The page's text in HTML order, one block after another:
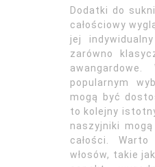
Dodatki do
całościowy
jej
zarówno
popularnym
mogą być
to kolejny
naszyjniki
całości.
włosów, takie